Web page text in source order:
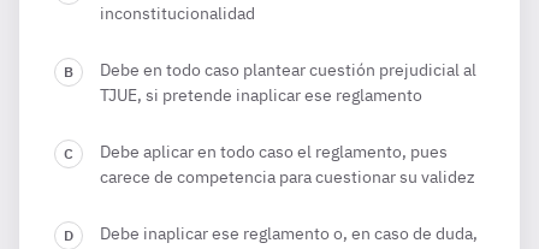
inconstitucionalidad
Debe en todo caso plantear cuestión prejudicial al
TJUE, si pretende inaplicar ese reglamento
Debe aplicar en todo caso el reglamento, pues
carece de competencia para cuestionar su validez
Debe inaplicar ese reglamento o, en caso de duda,